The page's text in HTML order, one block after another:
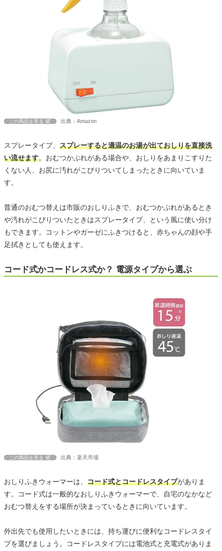
この商品を見る 出典：Amazon
スプレータイプ、 スプレーすると適温のお湯が出ておしりを直接洗
い流せます。おむつかぶれがある場合や、おしりをあまりこすりた
くない人、お尻に汚れがこびりついてしまったときに向いていま
す。
普通のおむつ替えは市販のおしりふきで、おむつかぶれがあるとき
や汚れがこびりついたときはスプレータイプ、という風に使い分け
もできます。コットンやガーゼにふきつけると、赤ちゃんの顔や手
足拭きとしても使えます。
コード式かコードレス式か？ 電源タイプから選ぶ
この商品を見る 出典：楽天市場
おしりふきウォーマーは、 コード式とコードレスタイプがありま
す。コード式は一般的なおしりふきウォーマーで、自宅のなかなど
おむつ替えをする場所が決まっているときに向いています。
外出先でも使用したいときには、持ち運びに便利なコードレスタイ
プを選びましょう。コードレスタイプには電池式と充電式がありま